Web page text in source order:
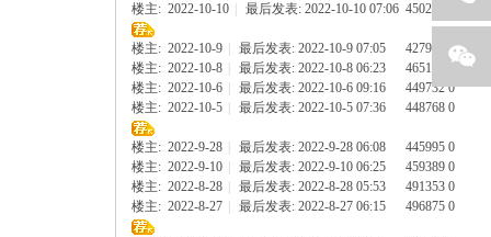
楼主: 2022-10-10 最后发表: 2022-10-10 07:06 450252
楼主: 2022-10-9 最后发表: 2022-10-9 07:05 427985
0
楼主: 2022-10-8 最后发表: 2022-10-8 06:23 465118
楼主: 2022-10-6 最后发表: 2022-10-6 09:16 449732 0
楼主: 2022-10-5 最后发表: 2022-10-5 07:36 448768 0
楼主: 2022-9-28 最后发表: 2022-9-28 06:08 445995 0
楼主: 2022-9-10 最后发表: 2022-9-10 06:25 459389 0
楼主: 2022-8-28 最后发表: 2022-8-28 05:53 491353 0
楼主: 2022-8-27 最后发表: 2022-8-27 06:15 496875 0